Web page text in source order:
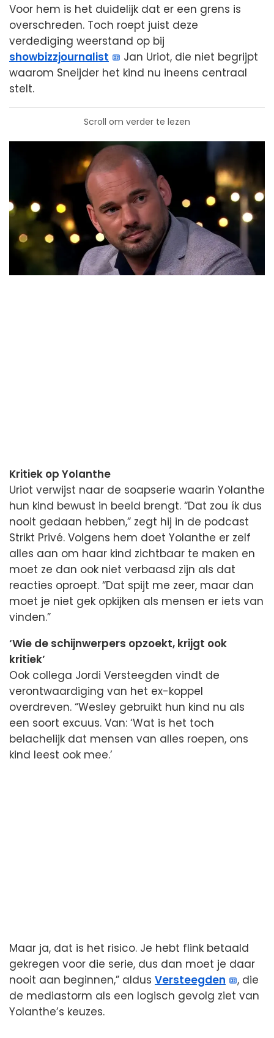
Voor hem is het duidelijk dat er een grens is
overschreden. Toch roept juist deze
verdediging weerstand op bij
showbizzjournalist
Jan Uriot, die niet begrijpt
waarom Sneijder het kind nu ineens centraal
stelt.
Scroll om verder te lezen
Kritiek op Yolanthe
Uriot verwijst naar de soapserie waarin Yolanthe
hun kind bewust in beeld brengt. “Dat zou ík dus
nooit gedaan hebben,” zegt hij in de podcast
Strikt Privé. Volgens hem doet Yolanthe er zelf
alles aan om haar kind zichtbaar te maken en
moet ze dan ook niet verbaasd zijn als dat
reacties oproept. “Dat spijt me zeer, maar dan
moet je niet gek opkijken als mensen er iets van
vinden.”
‘Wie de schijnwerpers opzoekt, krijgt ook
kritiek’
Ook collega Jordi Versteegden vindt de
verontwaardiging van het ex-koppel
overdreven. “Wesley gebruikt hun kind nu als
een soort excuus. Van: ‘Wat is het toch
belachelijk dat mensen van alles roepen, ons
kind leest ook mee.’
Maar ja, dat is het risico. Je hebt flink betaald
gekregen voor die serie, dus dan moet je daar
nooit aan beginnen,” aldus Versteegden
, die
de mediastorm als een logisch gevolg ziet van
Yolanthe’s keuzes.